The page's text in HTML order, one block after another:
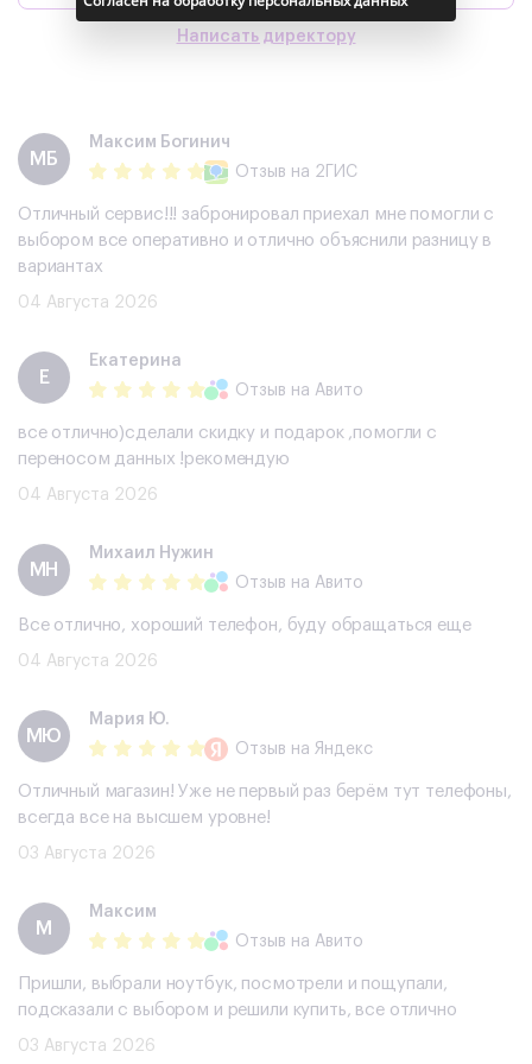
Написать директору
МБ
Максим Богинич
Отзыв на 2ГИС
Отличный сервис!!! забронировал приехал мне помогли с
выбором все оперативно и отлично объяснили разницу в
вариантах
04 Августа 2026
Е
Екатерина
Отзыв на Авито
все отлично)сделали скидку и подарок ,помогли с
переносом данных !рекомендую
04 Августа 2026
МН
Михаил Нужин
Отзыв на Авито
Все отлично, хороший телефон, буду обращаться еще
04 Августа 2026
МЮ
Мария Ю.
Отзыв на Яндекс
Отличный магазин! Уже не первый раз берём тут телефоны,
всегда все на высшем уровне!
03 Августа 2026
М
Максим
Отзыв на Авито
Пришли, выбрали ноутбук, посмотрели и пощупали,
подсказали с выбором и решили купить, все отлично
03 Августа 2026